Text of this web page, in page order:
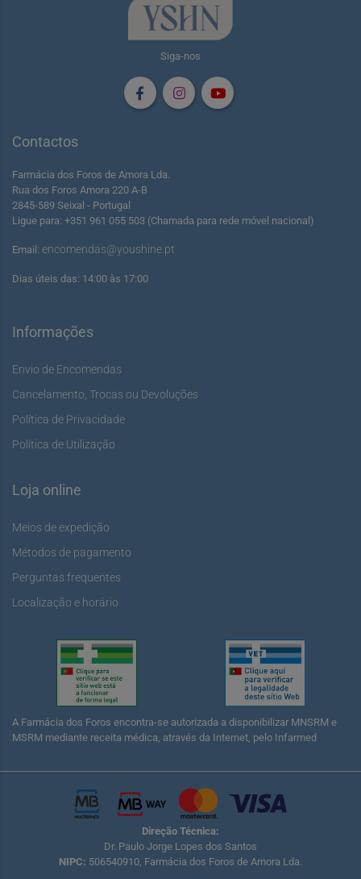
Siga-nos
Contactos
Farmácia dos Foros de Amora Lda.
Rua dos Foros Amora 220 A-B
2845-589 Seixal - Portugal
Ligue para: +351 961 055 503 (Chamada para rede móvel nacional)
Email: encomendas@youshine.pt
Dias úteis das: 14:00 às 17:00
Informações
Envio de Encomendas
Cancelamento, Trocas ou Devoluções
Política de Privacidade
Política de Utilização
Loja online
Meios de expedição
Métodos de pagamento
Perguntas frequentes
Localização e horário
A Farmácia dos Foros encontra-se autorizada a disponibilizar MNSRM e
MSRM mediante receita médica, através da Internet, pelo Infarmed
Direção Técnica:
Dr. Paulo Jorge Lopes dos Santos
NIPC: 506540910, Farmácia dos Foros de Amora Lda.